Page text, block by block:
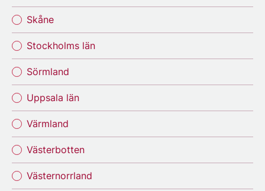
Skåne
Stockholms län
Sörmland
Uppsala län
Värmland
Västerbotten
Västernorrland